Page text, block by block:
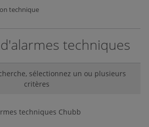
technique
techniques
sélectionnez un ou plusieurs
critères
techniques Chubb